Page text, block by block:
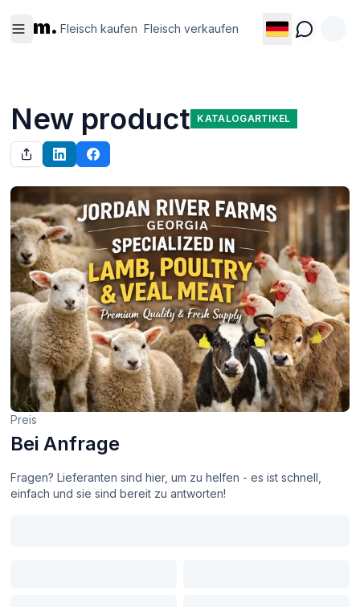
m. Fleisch kaufen Fleisch verkaufen
kaufen
verkaufen
New product KATALOGARTIKEL
Preis
Bei Anfrage
Fragen? Lieferanten sind hier, um zu helfen - es ist schnell,
einfach und sie sind bereit zu antworten!